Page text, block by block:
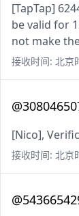
[TapTap]
be valid for
not make
接收时间: 北京
[Nico],
接收时间: 北京